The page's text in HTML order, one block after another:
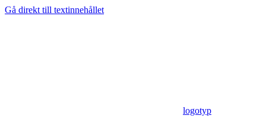
Gå direkt till textinnehållet
logotyp